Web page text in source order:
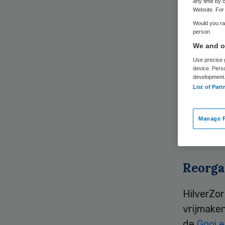
De
de
Website.
Would you
person
We and
Use precise
device.
development.
List of
Manage